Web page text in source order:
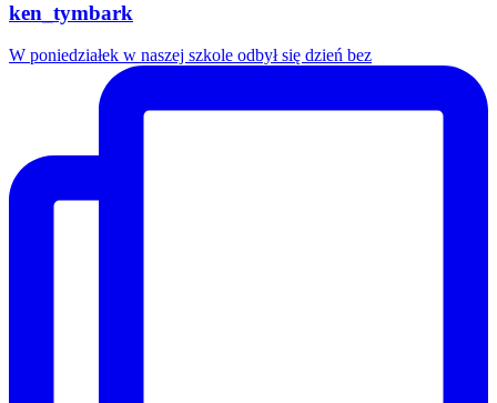
ken_tymbark
W poniedziałek w naszej szkole odbył się dzień bez